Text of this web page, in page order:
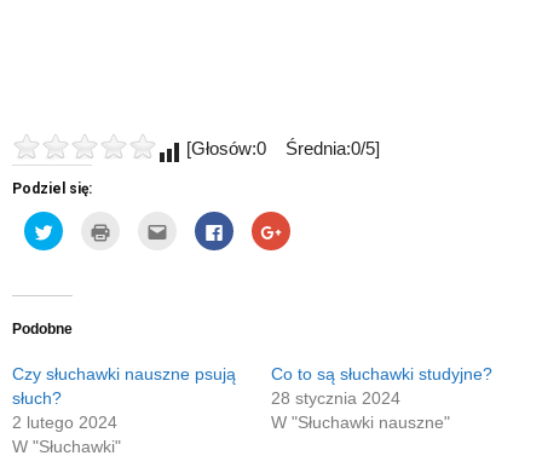
[Głosów:0 Średnia:0/5]
Podziel się:
Udostępnij
na
nowym
Kliknij
wydrukować(Otwiera
Kliknij,
wysłać
w
nowym
Click
to
share
Click
to
Podobne
Czy słuchawki nauszne psują
słuch?
2 lutego 2024
W "Słuchawki"
Co to są słuchawki studyjne?
28 stycznia 2024
W "Słuchawki nauszne"